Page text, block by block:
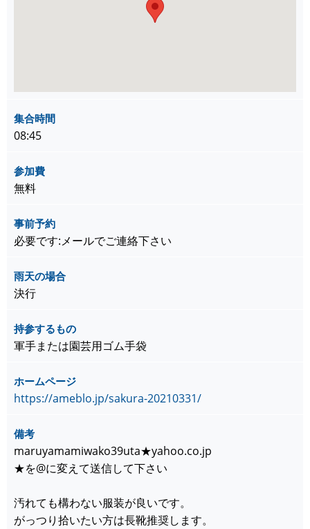
集合時間
08:45
参加費
無料
事前予約
必要です:メールでご連絡下さい
雨天の場合
決行
持参するもの
軍手または園芸用ゴム手袋
ホームページ
https://ameblo.jp/sakura-20210331/
備考
maruyamamiwako39uta★yahoo.co.jp
★を@に変えて送信して下さい
汚れても構わない服装が良いです。
がっつり拾いたい方は長靴推奨します。